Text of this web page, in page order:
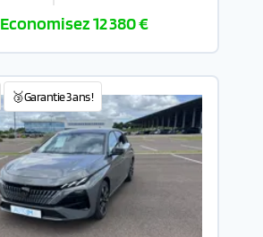
Economisez12 380 €
🥉Garantie 3 ans !